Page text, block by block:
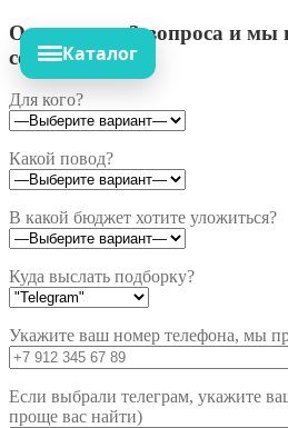
Ответьте на 3 вопроса и
сет!
Для кого?
Какой повод?
В какой бюджет хотите уложиться?
Куда выслать подборку?
Укажите ваш номер телефона, мы
Если выбрали телеграм, укажите
проще вас найти)
Каталог